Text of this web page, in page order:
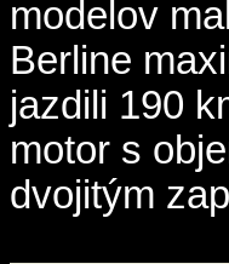
modelov
Berline
jazdili 190
motor s
dvojitým